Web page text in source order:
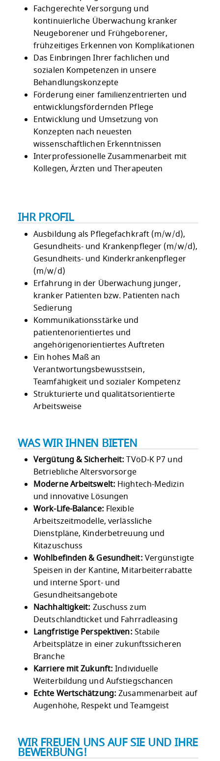
Fachgerechte Versorgung und
kontinuierliche Überwachung kranker
Neugeborener und Frühgeborener,
frühzeitiges Erkennen von Komplikationen
Das Einbringen Ihrer fachlichen und
sozialen Kompetenzen in unsere
Behandlungskonzepte
Förderung einer familienzentrierten und
entwicklungsfördernden Pflege
Entwicklung und Umsetzung von
Konzepten nach neuesten
wissenschaftlichen Erkenntnissen
Interprofessionelle Zusammenarbeit mit
Kollegen, Ärzten und Therapeuten
IHR PROFIL
Ausbildung als Pflegefachkraft (m/w/d),
Gesundheits- und Krankenpfleger (m/w/d),
Gesundheits- und Kinderkrankenpfleger
(m/w/d)
Erfahrung in der Überwachung junger,
kranker Patienten bzw. Patienten nach
Sedierung
Kommunikationsstärke und
patientenorientiertes und
angehörigenorientiertes Auftreten
Ein hohes Maß an
Verantwortungsbewusstsein,
Teamfähigkeit und sozialer Kompetenz
Strukturierte und qualitätsorientierte
Arbeitsweise
WAS WIR IHNEN BIETEN
Vergütung & Sicherheit: TVöD-K P7 und
Betriebliche Altersvorsorge
Moderne Arbeitswelt: Hightech-Medizin
und innovative Lösungen
Work-Life-Balance: Flexible
Arbeitszeitmodelle, verlässliche
Dienstpläne, Kinderbetreuung und
Kitazuschuss
Wohlbefinden & Gesundheit: Vergünstigte
Speisen in der Kantine, Mitarbeiterrabatte
und interne Sport- und
Gesundheitsangebote
Nachhaltigkeit: Zuschuss zum
Deutschlandticket und Fahrradleasing
Langfristige Perspektiven: Stabile
Arbeitsplätze in einer zukunftssicheren
Branche
Karriere mit Zukunft: Individuelle
Weiterbildung und Aufstiegschancen
Echte Wertschätzung: Zusammenarbeit auf
Augenhöhe, Respekt und Teamgeist
WIR FREUEN UNS AUF SIE UND IHRE
BEWERBUNG!